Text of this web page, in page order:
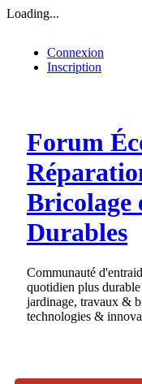
Loading...
Connexion
Inscription
Forum
Bricolage
Durables
Communauté
quotidien plus
jardinage, travaux &
technologies &